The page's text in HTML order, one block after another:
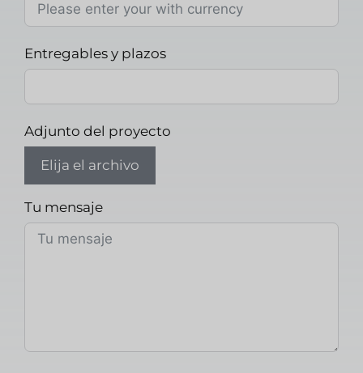
Entregables y plazos
Adjunto del proyecto
Elija el archivo
Tu mensaje